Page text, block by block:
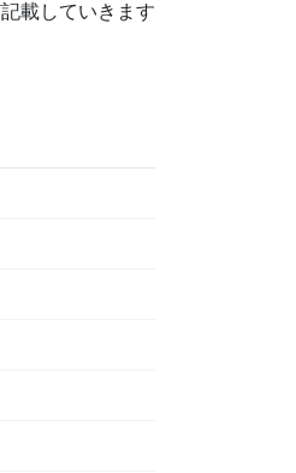
載していきます